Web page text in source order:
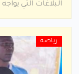
البلاغات التي
رياضة